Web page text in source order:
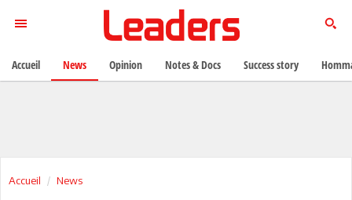
Accueil News
Accueil News Opinion Notes & Docs Success story